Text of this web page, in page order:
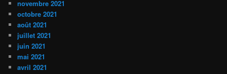
novembre 2021
octobre 2021
août 2021
juillet 2021
juin 2021
mai 2021
avril 2021